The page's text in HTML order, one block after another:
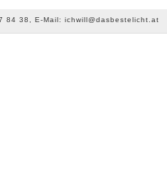
84 38, E-Mail: ichwill@dasbestelicht.at